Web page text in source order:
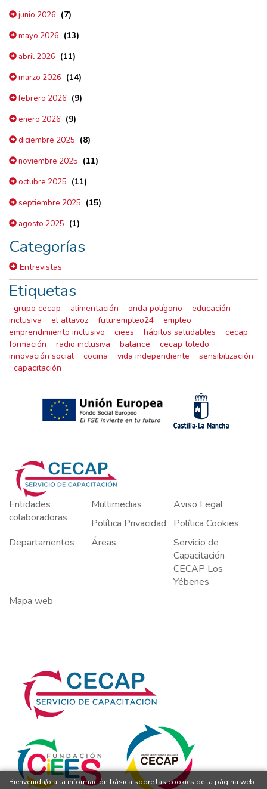
junio 2026 (7)
mayo 2026 (13)
abril 2026 (11)
marzo 2026 (14)
febrero 2026 (9)
enero 2026 (9)
diciembre 2025 (8)
noviembre 2025 (11)
octubre 2025 (11)
septiembre 2025 (15)
agosto 2025 (1)
Categorías
Entrevistas
Etiquetas
grupo cecap alimentación onda polígono
educación
inclusiva
el altavoz futurempleo24
empleo
emprendimiento inclusivo
ciees hábitos saludables
cecap
formación
radio inclusiva balance
cecap toledo
innovación social
cocina vida independiente
sensibilización
capacitación
Entidades
colaboradoras
Multimedias
Aviso Legal
Política Privacidad
Política Cookies
Departamentos
Áreas
Servicio de
Capacitación
CECAP Los
Yébenes
Mapa web
Bienvenida/o a la información básica sobre las cookies de la página web